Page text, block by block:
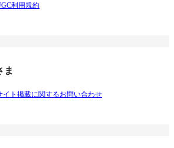
利用規約
ま
イト掲載に関するお問い合わせ